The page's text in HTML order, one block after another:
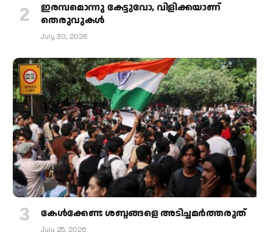
ഇരമ്പമൊന്നു കേട്ടുവോ, വിളിക്കയാണ്
തെരുവുകള്‍
July 30, 2026
കേള്‍ക്കേണ്ട ശബ്ദങ്ങളെ അടിച്ചമര്‍ത്തരുത്
July 25, 2026